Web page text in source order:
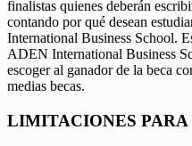
finalistas quienes deberán
contando por qué desean
International Business School.
ADEN International Business
escoger al ganador de la beca
medias becas.
LIMITACIONES PARA